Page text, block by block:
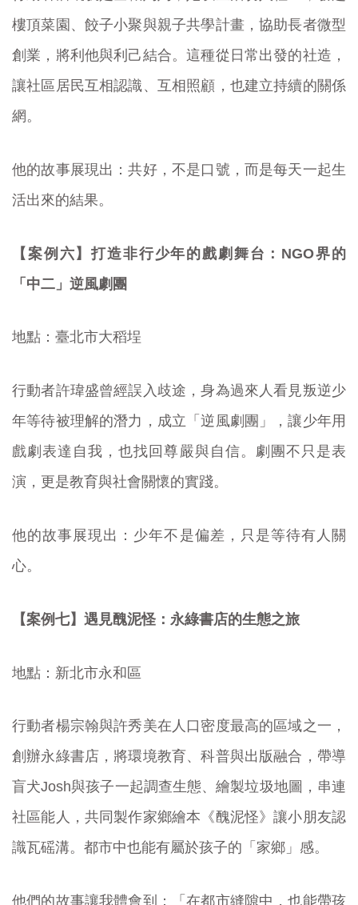
樓頂菜園、餃子小聚與親子共學計畫，協助長者微型
創業，將利他與利己結合。這種從日常出發的社造，
讓社區居民互相認識、互相照顧，也建立持續的關係
網。
他的故事展現出：共好，不是口號，而是每天一起生
活出來的結果。
【案例六】打造非行少年的戲劇舞台：NGO界的
「中二」逆風劇團
地點：臺北市大稻埕
行動者許瑋盛曾經誤入歧途，身為過來人看見叛逆少
年等待被理解的潛力，成立「逆風劇團」，讓少年用
戲劇表達自我，也找回尊嚴與自信。劇團不只是表
演，更是教育與社會關懷的實踐。
他的故事展現出：少年不是偏差，只是等待有人關
心。
【案例七】遇見醜泥怪：永綠書店的生態之旅
地點：新北市永和區
行動者楊宗翰與許秀美在人口密度最高的區域之一，
創辦永綠書店，將環境教育、科普與出版融合，帶導
盲犬Josh與孩子一起調查生態、繪製垃圾地圖，串連
社區能人，共同製作家鄉繪本《醜泥怪》讓小朋友認
識瓦磘溝。都市中也能有屬於孩子的「家鄉」感。
他們的故事讓我體會到：「在都市縫隙中，也能帶孩